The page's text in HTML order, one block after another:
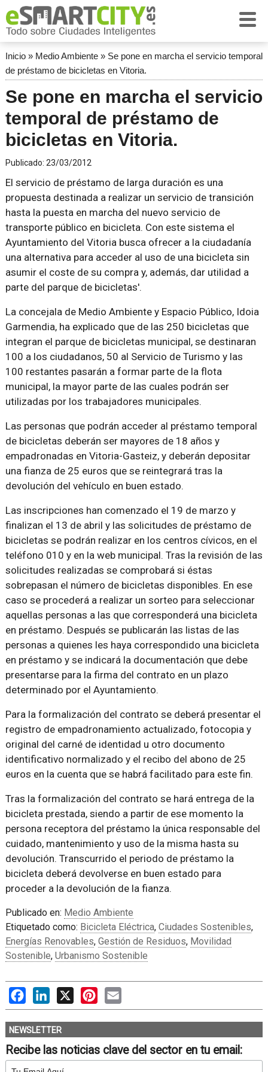
Inicio» Medio Ambiente» Se pone en marcha el servicio temporal
de préstamo de bicicletas en Vitoria.
Se pone en marcha el servicio
temporal de préstamo de
bicicletas en Vitoria.
Publicado: 23/03/2012
El servicio de préstamo de larga duración es una
propuesta destinada a realizar un servicio de transición
hasta la puesta en marcha del nuevo servicio de
transporte público en bicicleta. Con este sistema el
Ayuntamiento del Vitoria busca ofrecer a la ciudadanía
una alternativa para acceder al uso de una bicicleta sin
asumir el coste de su compra y, además, dar utilidad a
parte del parque de bicicletas'.
La concejala de Medio Ambiente y Espacio Público, Idoia
Garmendia, ha explicado que de las 250 bicicletas que
integran el parque de bicicletas municipal, se destinaran
100 a los ciudadanos, 50 al Servicio de Turismo y las
100 restantes pasarán a formar parte de la flota
municipal, la mayor parte de las cuales podrán ser
utilizadas por los trabajadores municipales.
Las personas que podrán acceder al préstamo temporal
de bicicletas deberán ser mayores de 18 años y
empadronadas en Vitoria-Gasteiz, y deberán depositar
una fianza de 25 euros que se reintegrará tras la
devolución del vehículo en buen estado.
Las inscripciones han comenzado el 19 de marzo y
finalizan el 13 de abril y las solicitudes de préstamo de
bicicletas se podrán realizar en los centros cívicos, en el
teléfono 010 y en la web municipal. Tras la revisión de las
solicitudes realizadas se comprobará si éstas
sobrepasan el número de bicicletas disponibles. En ese
caso se procederá a realizar un sorteo para seleccionar
aquellas personas a las que corresponderá una bicicleta
en préstamo. Después se publicarán las listas de las
personas a quienes les haya correspondido una bicicleta
en préstamo y se indicará la documentación que debe
presentarse para la firma del contrato en un plazo
determinado por el Ayuntamiento.
Para la formalización del contrato se deberá presentar el
registro de empadronamiento actualizado, fotocopia y
original del carné de identidad u otro documento
identificativo normalizado y el recibo del abono de 25
euros en la cuenta que se habrá facilitado para este fin.
Tras la formalización del contrato se hará entrega de la
bicicleta prestada, siendo a partir de ese momento la
persona receptora del préstamo la única responsable del
cuidado, mantenimiento y uso de la misma hasta su
devolución. Transcurrido el periodo de préstamo la
bicicleta deberá devolverse en buen estado para
proceder a la devolución de la fianza.
Publicado en: Medio Ambiente
Etiquetado como: Bicicleta Eléctrica, Ciudades Sostenibles,
Energías Renovables, Gestión de Residuos, Movilidad
Sostenible, Urbanismo Sostenible
FacebookLinkedIn
X PinterestEmail
NEWSLETTER
Recibe las noticias clave del sector en tu email: